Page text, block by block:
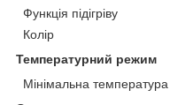
Функція підігріву
Колір
Температурний режим
Мінімальна температура